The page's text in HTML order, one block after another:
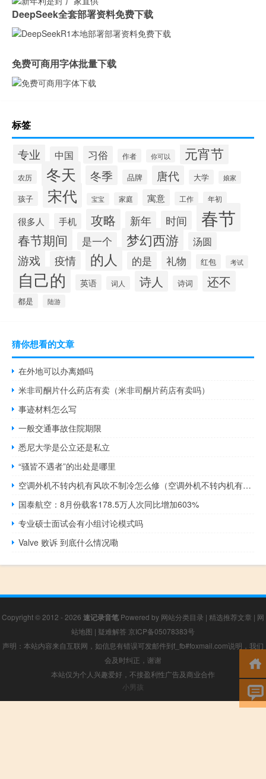
DeepSeek全套部署资料免费下载
免费可商用字体批量下载
标签
专业 中国 习俗 作者 你可以 元宵节
农历 冬天 冬季 品牌 唐代 大学 娘家
孩子 宋代 宝宝 家庭 寓意 工作 年初
很多人 手机 攻略 新年 时间 春节
春节期间 是一个 梦幻西游 汤圆
游戏 疫情 的人 的是 礼物 红包 考试
自己的 英语 词人 诗人 诗词 还不
都是 陆游
猜你想看的文章
在外地可以办离婚吗
米非司酮片什么药店有卖（米非司酮片药店有卖吗）
事迹材料怎么写
一般交通事故住院期限
悉尼大学是公立还是私立
“骚皆不遇者”的出处是哪里
空调外机不转内机有风吹不制冷怎么修（空调外机不转内机有风吹不制冷）
国泰航空：8月份载客178.5万人次同比增加603%
专业硕士面试会有小组讨论模式吗
Valve 败诉 到底什么情况嘞
Copyright © 2012 - 2026 速记录音笔 Powered by 网站分类目录 | 精选推荐文章 | 网
站地图 | 疑难解答 京ICP备05078383号
声明：本站内容来自互联网，如信息有错误可发邮件到f_fb#foxmail.com说明，我们
会及时纠正，谢谢
本站仅为个人兴趣爱好，不接盈利性广告及商业合作
小男孩